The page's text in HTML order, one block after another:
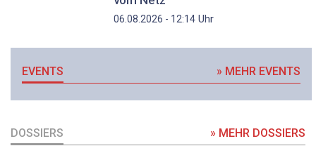
06.08.2026 - 12:14Uhr
EVENTS » MEHR EVENTS
DOSSIERS » MEHR DOSSIERS